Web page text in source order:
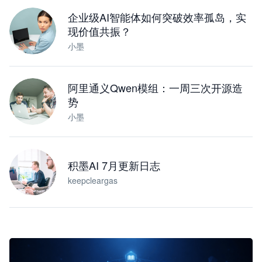
企业级AI智能体如何突破效率孤岛，实
现价值共振？
小墨
阿里通义Qwen模组：一周三次开源造
势
小墨
积墨AI 7月更新日志
keepcleargas